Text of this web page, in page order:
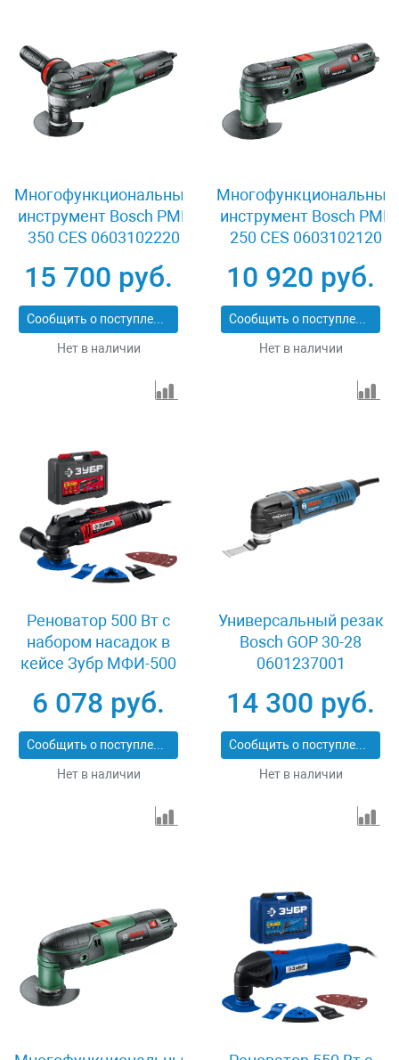
Многофункциональный
инструмент Bosch PMF
350 CES 0603102220
15 700 руб.
Сообщить о поступлении
Нет в наличии
Многофункциональный
инструмент Bosch PMF
250 CES 0603102120
10 920 руб.
Сообщить о поступлении
Нет в наличии
Реноватор 500 Вт с
набором насадок в
кейсе Зубр МФИ-500
6 078 руб.
Сообщить о поступлении
Нет в наличии
Универсальный резак
Bosch GOP 30-28
0601237001
14 300 руб.
Сообщить о поступлении
Нет в наличии